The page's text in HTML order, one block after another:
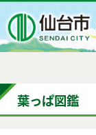
葉っぱ図鑑